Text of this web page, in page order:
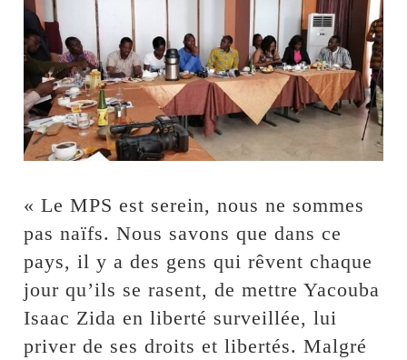
« Le MPS est serein, nous ne sommes
pas naïfs. Nous savons que dans ce
pays, il y a des gens qui rêvent chaque
jour qu’ils se rasent, de mettre Yacouba
Isaac Zida en liberté surveillée, lui
priver de ses droits et libertés. Malgré